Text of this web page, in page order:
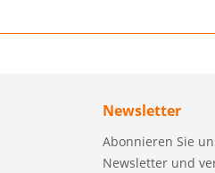
Newsletter
Abonnieren Sie
Newsletter und